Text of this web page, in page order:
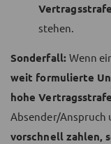
Vertragsstrafe
stehen.
Sonderfall: Wenn
weit formulierte
hohe
Absender/Anspruch
vorschnell zahlen,